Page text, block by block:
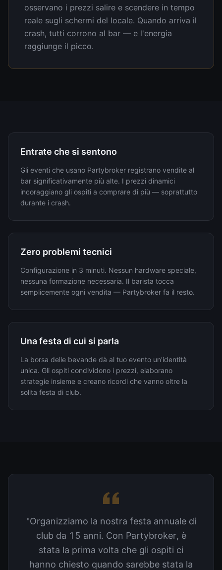
osservano i prezzi salire e scendere in tempo
reale sugli schermi del locale. Quando arriva il
crash, tutti corrono al bar — e l'energia
raggiunge il picco.
Entrate che si sentono
Gli eventi che usano Partybroker registrano vendite al
bar significativamente più alte. I prezzi dinamici
incoraggiano gli ospiti a comprare di più — soprattutto
durante i crash.
Zero problemi tecnici
Configurazione in 3 minuti. Nessun hardware speciale,
nessuna formazione necessaria. Il barista tocca
semplicemente ogni vendita — Partybroker fa il resto.
Una festa di cui si parla
La borsa delle bevande dà al tuo evento un'identità
unica. Gli ospiti condividono i prezzi, elaborano
strategie insieme e creano ricordi che vanno oltre la
solita festa di club.
"Organizziamo la nostra festa annuale di
club da 15 anni. Con Partybroker, è
stata la prima volta che gli ospiti ci
hanno chiesto quando sarebbe stata la